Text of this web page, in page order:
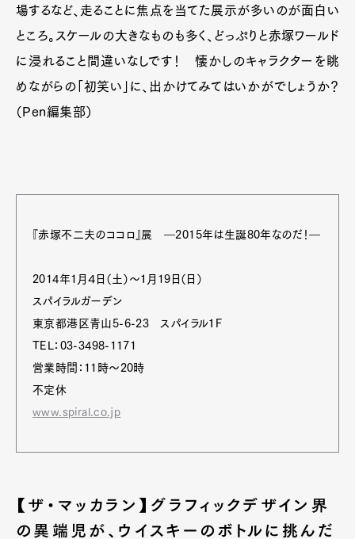
場するなど、走ることに焦点を当てた展示が多いのが面白い
ところ。スケールの大きなものも多く、どっぷりと赤塚ワールド
に浸れること間違いなしです！ 懐かしのキャラクターを眺
めながらの「初笑い」に、出かけてみてはいかがでしょうか？
（Pen編集部）
『赤塚不二夫のココロ』展 ―2015年は生誕80年なのだ！―
2014年1月４日（土）～１月19日（日）
スパイラルガーデン
東京都港区青山5-6-23 スパイラル１F
TEL：03-3498-1171
営業時間：11時〜20時
不定休
www.spiral.co.jp
【ザ・マッカラン】グラフィックデザイン界
の異端児が、ウイスキーのボトルに挑んだ